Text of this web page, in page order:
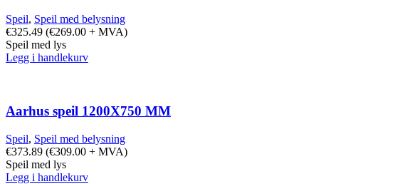
Speil, Speil med belysning
€325.49 (€269.00 + MVA)
Speil med lys
Legg i handlekurv
Aarhus speil 1200X750 MM
Speil, Speil med belysning
€373.89 (€309.00 + MVA)
Speil med lys
Legg i handlekurv